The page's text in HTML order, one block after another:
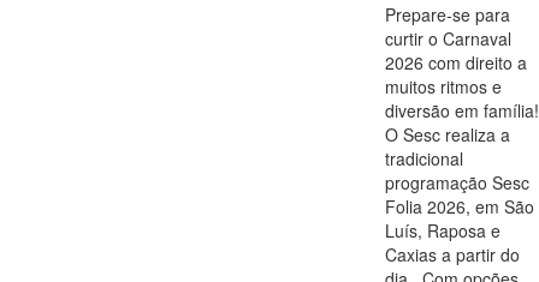
Prepare-se para
curtir o Carnaval
2026 com direito a
muitos ritmos e
diversão em família!
O Sesc realiza a
tradicional
programação Sesc
Folia 2026, em São
Luís, Raposa e
Caxias a partir do